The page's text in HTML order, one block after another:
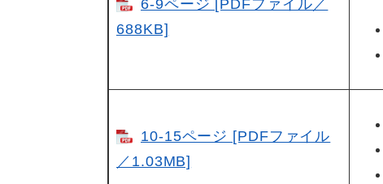
6-9ページ [PDFファイル／
688KB]
10-15ページ [PDFファイル
／1.03MB]